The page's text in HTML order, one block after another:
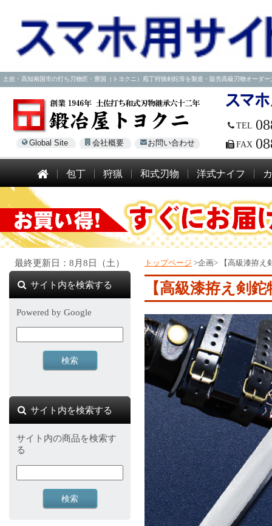
土佐・高知南国市の打ち刃物匠・豊国（トヨクニ）庖丁狩猟剣鉈等を製造・販売高級刃物オーダ
Global Site 会社概要 お問い合わせ
TEL
FAX
包丁 狩猟 和式刃物 洋式ナイフ
トップページ >企画> 【高級漆拵
【高級漆拵え剣
最終更新日：8月8日（土）
サイト内を検索する
Powered by Google
サイト内を検索する
サイト内の商品を検索す
る